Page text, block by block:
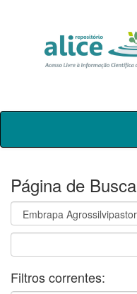
Skip
Página de Busca
Filtros correntes: